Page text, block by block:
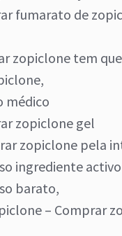
fumarato de
zopiclone tem
médico
zopiclone gel
zopiclone pela
ingrediente activo
barato,
– Comprar